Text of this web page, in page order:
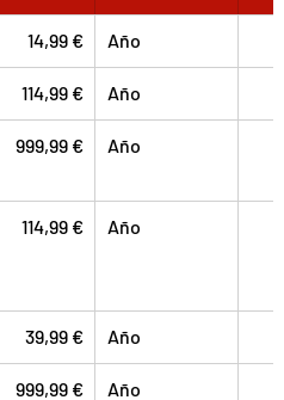
14,99 € Año
114,99 € Año
999,99 € Año
114,99 € Año
39,99 € Año
999,99 € Año